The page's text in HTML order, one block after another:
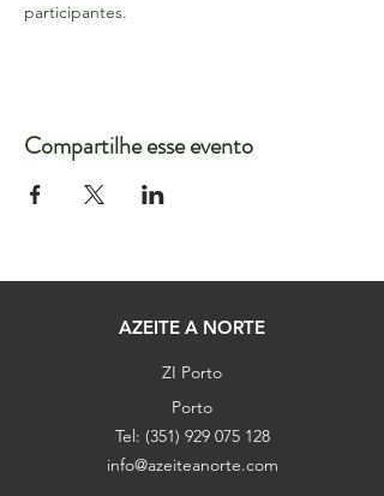
participantes.
Compartilhe esse evento
AZEITE A NORTE
ZI Porto
Porto
Tel: (351) 929 075 128
info@azeiteanorte.com